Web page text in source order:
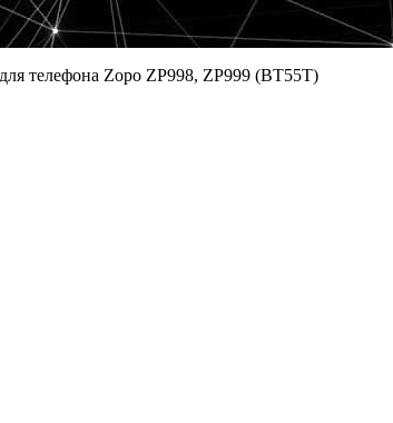
телефона Zopo ZP998, ZP999 (BT55T)